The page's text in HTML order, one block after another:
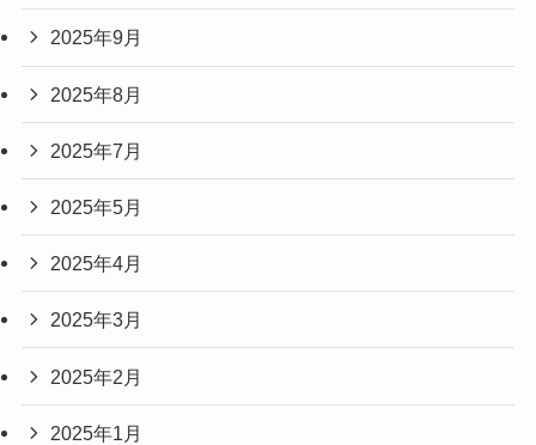
2025年9月
2025年8月
2025年7月
2025年5月
2025年4月
2025年3月
2025年2月
2025年1月